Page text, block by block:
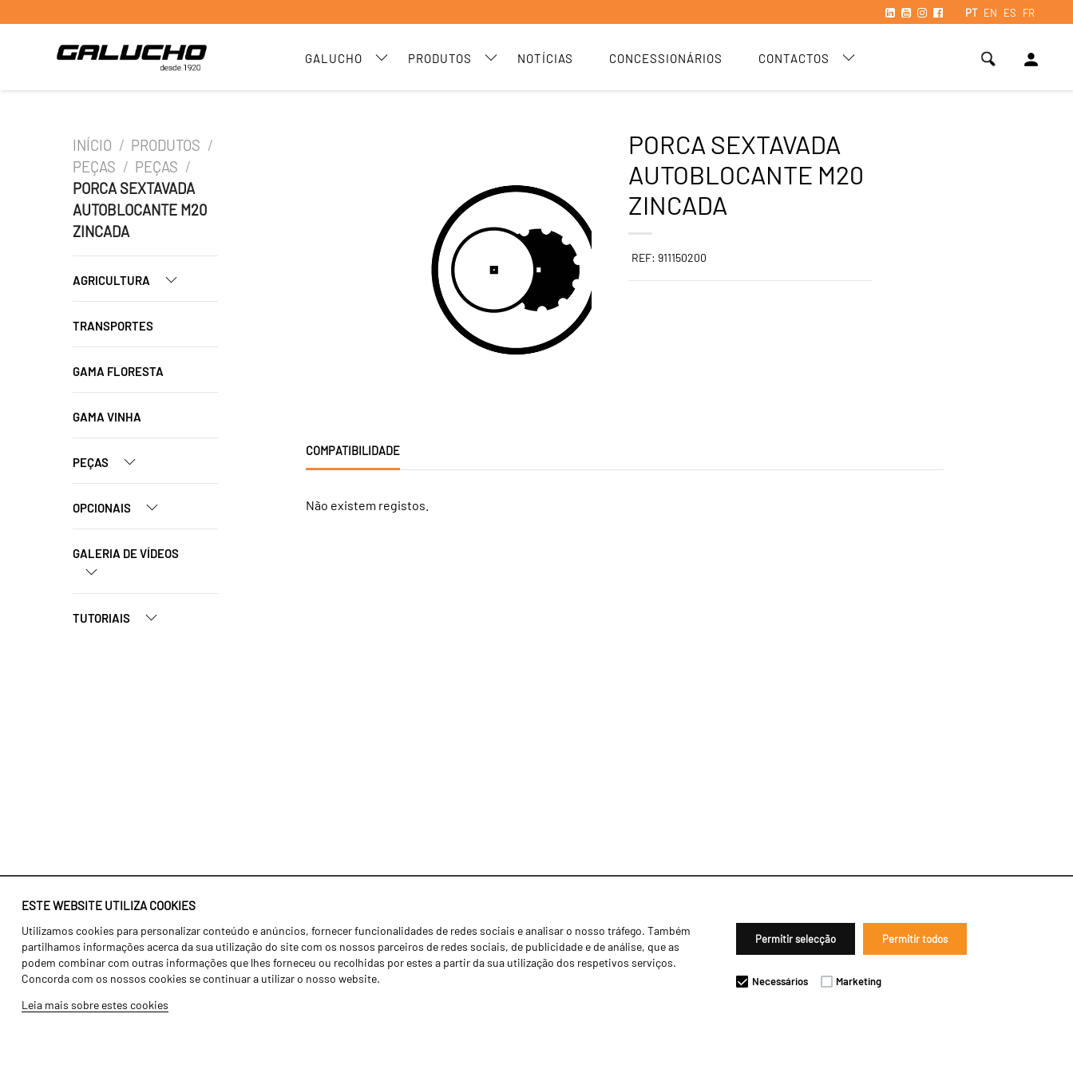
PT EN ES FR
GALUCHO PRODUTOS NOTÍCIAS CONCESSIONÁRIOS CONTACTOS person
ESTE WEBSITE UTILIZA COOKIES
Utilizamos cookies para personalizar conteúdo e anúncios, fornecer funcionalidades de redes sociais e analisar o nosso tráfego. Também
partilhamos informações acerca da sua utilização do site com os nossos parceiros de redes sociais, de publicidade e de análise, que as
podem combinar com outras informações que lhes forneceu ou recolhidas por estes a partir da sua utilização dos respetivos serviços.
Concorda com os nossos cookies se continuar a utilizar o nosso website.
Leia mais sobre estes cookies
Permitir selecção Permitir todos
Necessários Marketing
INÍCIO / PRODUTOS /
PEÇAS / PEÇAS /
PORCA SEXTAVADA
AUTOBLOCANTE M20
ZINCADA
AGRICULTURA
TRANSPORTES
GAMA FLORESTA
GAMA VINHA
PEÇAS
OPCIONAIS
GALERIA DE VÍDEOS
TUTORIAIS
PORCA SEXTAVADA
AUTOBLOCANTE M20
ZINCADA
REF: 911150200
COMPATIBILIDADE
Não existem registos.
Identidade
História
Fábrica / Produção
Recursos Humanos
Agricultura
Transportes
Gama Floresta
Notícias
Concessionários